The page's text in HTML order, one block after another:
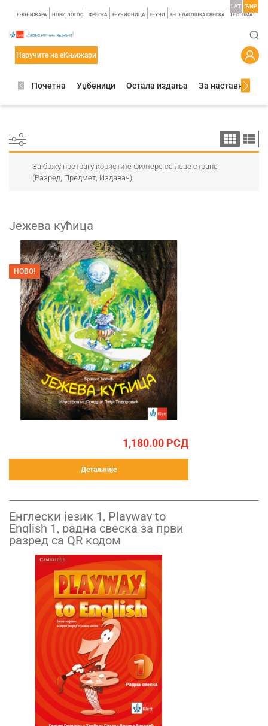
E-КЊИЖАРА НОВИ ЛОГОС ФРЕСКА E-УЧИОНИЦА E-УЧИ Е-ПЕДАГОШКА СВЕСКА TЕСТОМАТ
LAT ЋИР
Наручите на еКњижари
Почетна Уџбеници Остала издања За наставнике
За бржу претрагу користите филтере са леве стране
(Разред, Предмет, Издавач).
НОВО!
Јежева кућица
1,180.00 РСД
Детаљније
Енглески језик 1, Playway to
English 1, радна свеска за први
разред са QR кодом